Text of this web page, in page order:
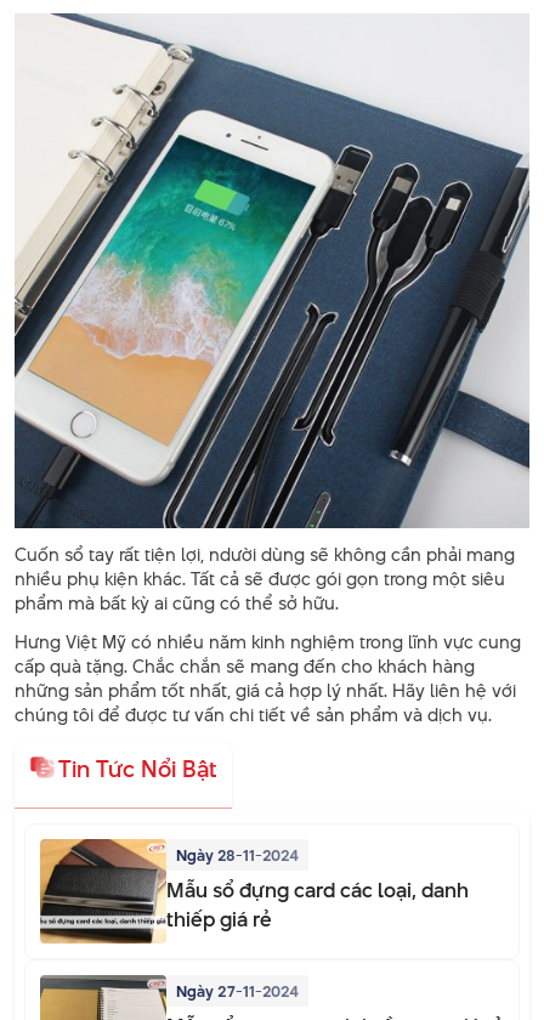
Cuốn sổ tay rất tiện lợi, ndười dùng sẽ không cần phải mang
nhiều phụ kiện khác. Tất cả sẽ được gói gọn trong một siêu
phẩm mà bất kỳ ai cũng có thể sở hữu.
Hưng Việt Mỹ có nhiều năm kinh nghiệm trong lĩnh vực cung
cấp quà tặng. Chắc chắn sẽ mang đến cho khách hàng
những sản phẩm tốt nhất, giá cả hợp lý nhất. Hãy liên hệ với
chúng tôi để được tư vấn chi tiết về sản phẩm và dịch vụ.
Tin Tức Nổi Bật
Ngày 28-11-2024
Mẫu sổ đựng card các loại, danh
thiếp giá rẻ
Ngày 27-11-2024